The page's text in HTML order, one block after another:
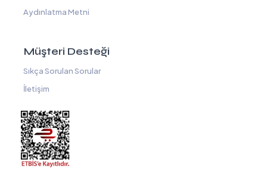
Aydınlatma Metni
Müşteri Desteği
Sıkça Sorulan Sorular
İletişim